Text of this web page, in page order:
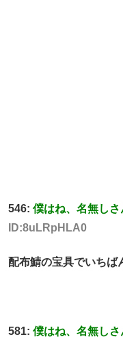
546: 僕はね、名無しさ
ID:8uLRpHLA0
配布鯖の宝具でいちば
581: 僕はね、名無しさ